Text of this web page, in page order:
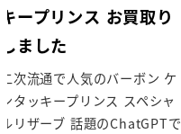
キープリンス お買取り
しました
二次流通で人気のバーボン ケ
ンタッキープリンス スペシャ
ルリザーブ 話題のChatGPTで